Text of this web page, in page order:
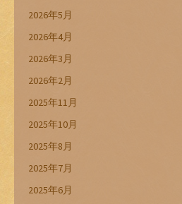
2026年5月
2026年4月
2026年3月
2026年2月
2025年11月
2025年10月
2025年8月
2025年7月
2025年6月